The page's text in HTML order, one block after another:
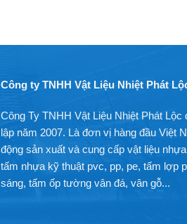
Công ty TNHH Vật Liệu Nhiệt Phát
Công Ty TNHH Vật Liệu Nhiệt Phát
lập năm 2007. Là đơn vị hàng đầu Việt
động sản xuất và cung cấp vật liệu
tấm nhựa kỹ thuật pvc, pp, pe, tấm lợp
sáng, tấm ốp tường vân đá, vân gỗ...